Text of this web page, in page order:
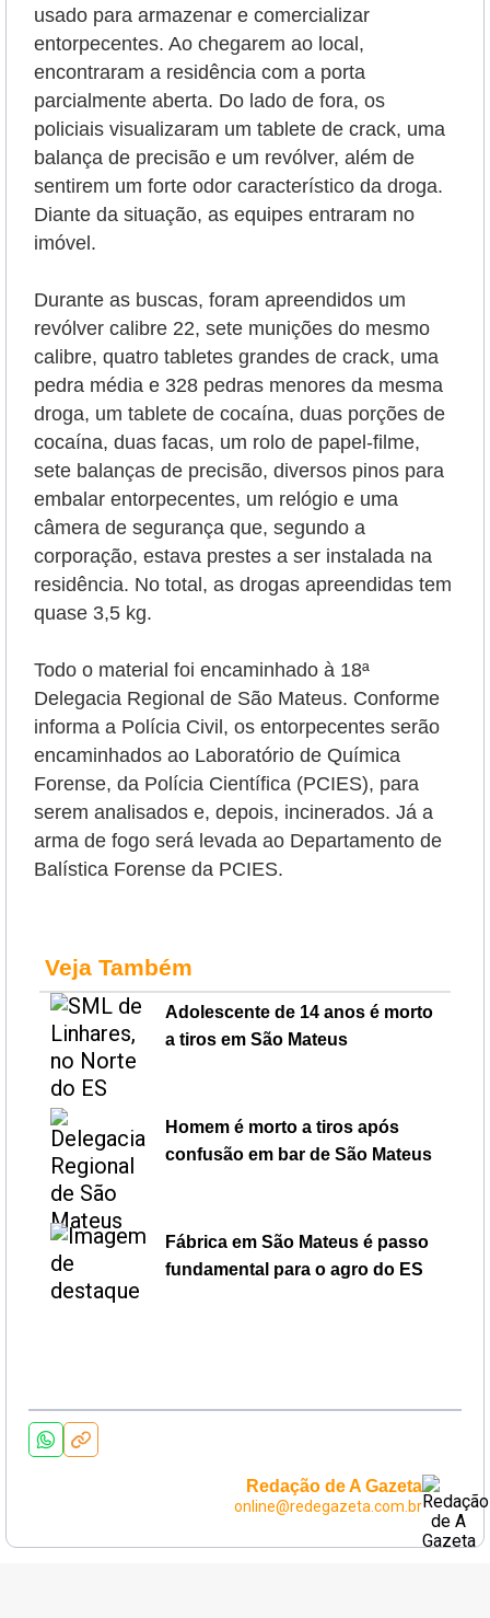
usado para armazenar e comercializar
entorpecentes. Ao chegarem ao local,
encontraram a residência com a porta
parcialmente aberta. Do lado de fora, os
policiais visualizaram um tablete de crack, uma
balança de precisão e um revólver, além de
sentirem um forte odor característico da droga.
Diante da situação, as equipes entraram no
imóvel.
Durante as buscas, foram apreendidos um
revólver calibre 22, sete munições do mesmo
calibre, quatro tabletes grandes de crack, uma
pedra média e 328 pedras menores da mesma
droga, um tablete de cocaína, duas porções de
cocaína, duas facas, um rolo de papel-filme,
sete balanças de precisão, diversos pinos para
embalar entorpecentes, um relógio e uma
câmera de segurança que, segundo a
corporação, estava prestes a ser instalada na
residência. No total, as drogas apreendidas tem
quase 3,5 kg.
Todo o material foi encaminhado à 18ª
Delegacia Regional de São Mateus. Conforme
informa a Polícia Civil, os entorpecentes serão
encaminhados ao Laboratório de Química
Forense, da Polícia Científica (PCIES), para
serem analisados e, depois, incinerados. Já a
arma de fogo será levada ao Departamento de
Balística Forense da PCIES.
Veja Também
Adolescente de 14 anos é morto
a tiros em São Mateus
Homem é morto a tiros após
confusão em bar de São Mateus
Fábrica em São Mateus é passo
fundamental para o agro do ES
Redação de A Gazeta
online@redegazeta.com.br